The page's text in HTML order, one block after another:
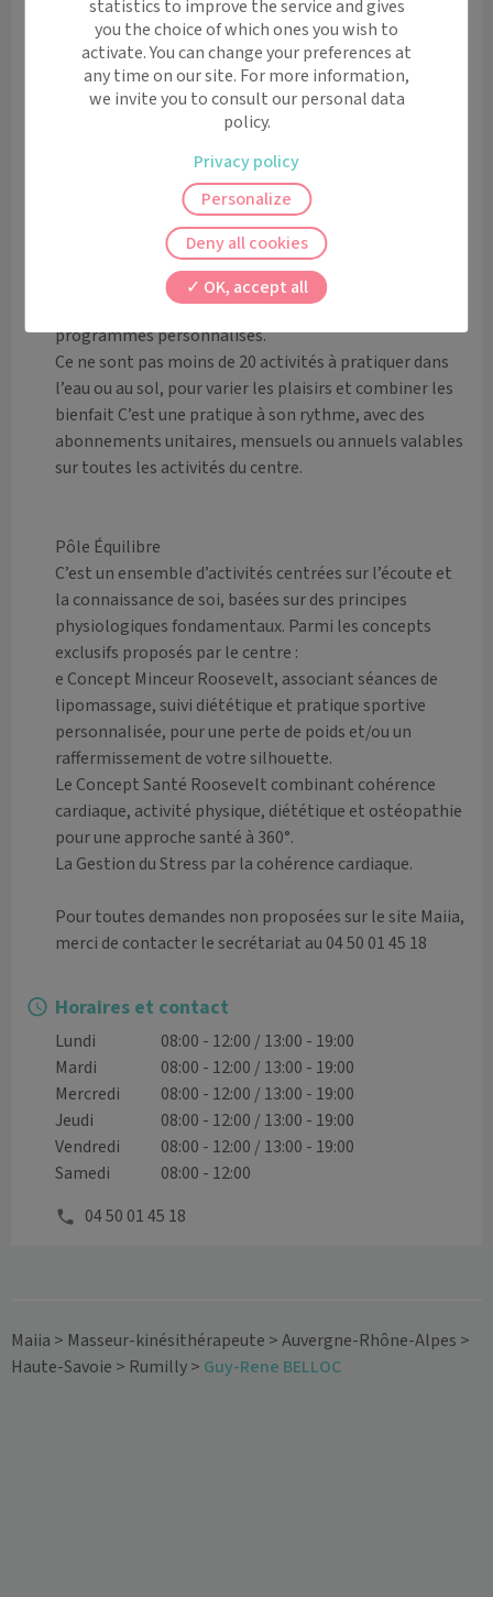
3 grands pôles sont proposés au sein des centres
Roosevelt  :
Le Pôle Santé
C’est une équipe de professionnels de la santé qui
mutualisent leurs compétences, pour une prise en
charge adaptée à chacun dans un espace spécialement
C’est une équipe de professionnels du sport qui se
relaient tous les jours pour vous proposer des
programmes personnalisés.
Ce ne sont pas moins de 20 activités à pratiquer dans
l’eau ou au sol, pour varier les plaisirs et combiner les
bienfait C’est une pratique à son rythme, avec des
abonnements unitaires, mensuels ou annuels valables
sur toutes les activités du centre.
Pôle Équilibre
C’est un ensemble d’activités centrées sur l’écoute et
la connaissance de soi, basées sur des principes
physiologiques fondamentaux. Parmi les concepts
exclusifs proposés par le centre :
e Concept Minceur Roosevelt, associant séances de
lipomassage, suivi diététique et pratique sportive
personnalisée, pour une perte de poids et/ou un
raffermissement de votre silhouette.
Le Concept Santé Roosevelt combinant cohérence
cardiaque, activité physique, diététique et ostéopathie
pour une approche santé à 360°.
La Gestion du Stress par la cohérence cardiaque.
Pour toutes demandes non proposées sur le site Maiia,
merci de contacter le secrétariat au 04 50 01 45 18
Horaires et contact
Lundi
08:00 - 12:00 / 13:00 - 19:00
Mardi
08:00 - 12:00 / 13:00 - 19:00
Mercredi
08:00 - 12:00 / 13:00 - 19:00
Jeudi
08:00 - 12:00 / 13:00 - 19:00
Vendredi
08:00 - 12:00 / 13:00 - 19:00
Samedi
08:00 - 12:00
04 50 01 45 18
Maiia > Masseur-kinésithérapeute >Auvergne-Rhône-Alpes >
Haute-Savoie > Rumilly> Guy-Rene BELLOC
statistics to improve the service and gives
you the choice of which ones you wish to
activate. You can change your preferences at
any time on our site. For more information,
we invite you to consult our personal data
policy.
OK, accept all
Deny all cookies
Personalize
Privacy policy